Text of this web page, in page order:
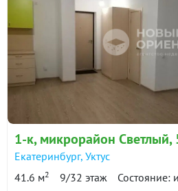
1-к квартира · 20 м² ·
13 октября 2025
в аренде
Показать всю историю: 30
1-к, микрорайон Светлый,
Екатеринбург, Уктус
41.6 м2 9/32 этаж Состояние: